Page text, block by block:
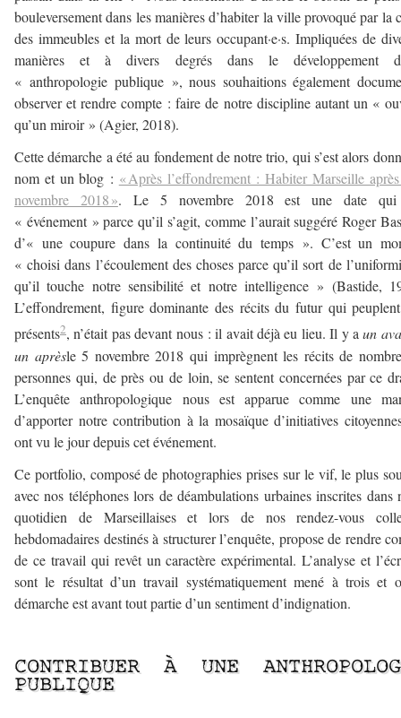
bouleversement dans les manières d’habiter la ville provoqué par la
des immeubles et la mort de leurs occupant·e·s. Impliquées de
manières et à divers degrés dans le développement
« anthropologie publique », nous souhaitions également
observer et rendre compte : faire de notre discipline autant un «
qu’un miroir » (Agier, 2018).
Cette démarche a été au fondement de notre trio, qui s’est alors
nom et un blog : « Après l’effondrement : Habiter Marseille
novembre 2018 ». Le 5 novembre 2018 est une date
« événement » parce qu’il s’agit, comme l’aurait suggéré Roger
d’« une coupure dans la continuité du temps ». C’est un
« choisi dans l’écoulement des choses parce qu’il sort de
qu’il touche notre sensibilité et notre intelligence » (Bastide,
L’effondrement, figure dominante des récits du futur qui
présents2, n’était pas devant nous : il avait déjà eu lieu. Il y aun
un aprèsle 5 novembre 2018 qui imprègnent les récits de
personnes qui, de près ou de loin, se sentent concernées par ce
L’enquête anthropologique nous est apparue comme une
d’apporter notre contribution à la mosaïque d’initiatives
ont vu le jour depuis cet événement.
Ce portfolio, composé de photographies prises sur le vif, le plus
avec nos téléphones lors de déambulations urbaines inscrites dans
quotidien de Marseillaises et lors de nos rendez-vous
hebdomadaires destinés à structurer l’enquête, propose de rendre
de ce travail qui revêt un caractère expérimental. L’analyse et
sont le résultat d’un travail systématiquement mené à trois et
démarche est avant tout partie d’un sentiment d’indignation.
CONTRIBUER À UNE
PUBLIQUE